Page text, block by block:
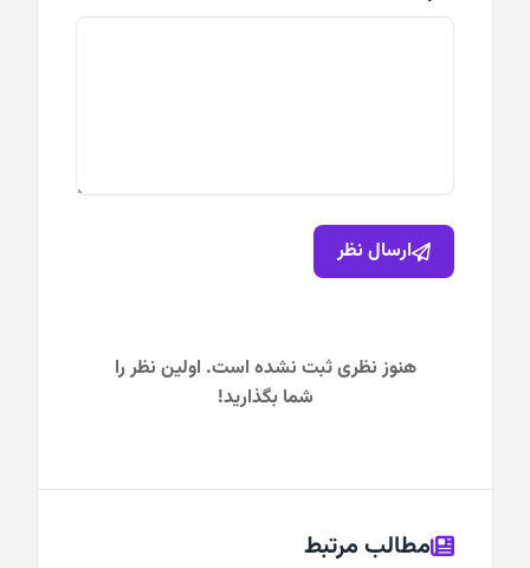
ارسال نظر
هنوز نظری ثبت نشده است. اولین نظر را
شما بگذارید!
مطالب مرتبط